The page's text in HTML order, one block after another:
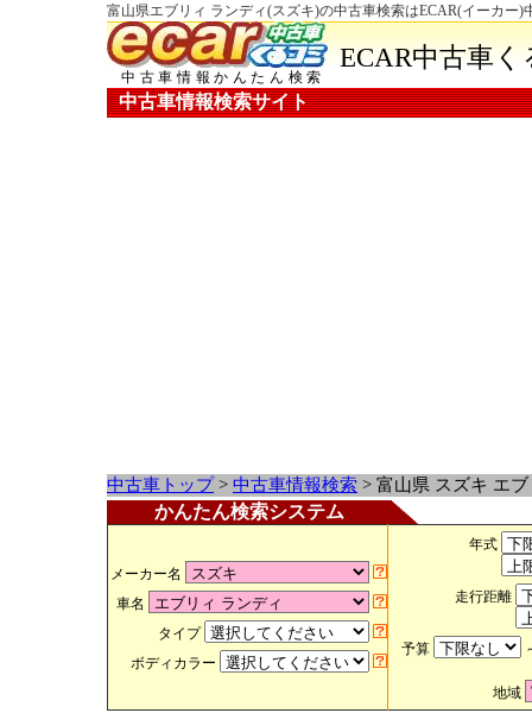
富山県エブリィ ランディ(スズキ)の中古車検索はECAR(イーカー)
中古車情報かんたん検索
ECAR中古車
中古車情報検索サイト
中古車トップ> 中古車情報検索 > 富山県 スズキ エ
かんたん検索システム
メーカー名
車名
タイプ
ボディカラー
年式
走行距離
予算
地域